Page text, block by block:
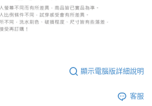
顯示電腦版詳細說明
客服